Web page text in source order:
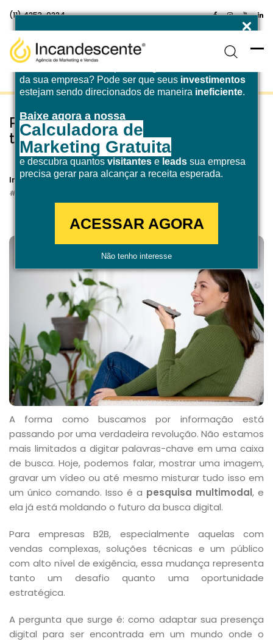
da sua empresa? Pode ser que seus investimentos
estejam sendo direcionados de maneira ineficiente.
Baixe agora a nossa
Calculadora de
Marketing Gratuita
e descubra quantos visitantes e leads sua empresa
precisa gerar para alcançar a receita esperada.
ACESSAR AGORA
Não tenho interesse
(11) 4253-0224
Pesquisa multimodal: como ela
transforma negócios B2B?
Incandescente
24 de outubro de 2025
A forma como buscamos por informação está
passando por uma verdadeira revolução. Não estamos
mais limitados a digitar palavras-chave em uma caixa
de busca. Hoje, podemos falar, mostrar uma imagem,
gravar um vídeo ou até mesmo misturar tudo isso em
um único comando. Isso é a pesquisa multimodal, e
ela já está moldando o futuro da busca digital.
Para empresas B2B, especialmente aquelas com
vendas complexas, soluções técnicas e um público
com alto nível de exigência, essa mudança representa
tanto um desafio quanto uma oportunidade
estratégica.
A pergunta que surge é: como adaptar sua presença
digital para ser encontrada em um mundo onde o